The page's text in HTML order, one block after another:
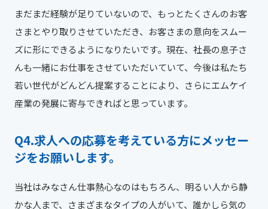
まだまだ経験が足りていないので、もっとたくさんのお客
さまとやり取りさせていただき、お客さまの意向をスムー
ズに形にできるようになりたいです。現在、社長の息子さ
んも一緒にお仕事をさせていただいていて、今後は私たち
若い世代がどんどん提案することにより、さらにエムケイ
産業の発展に寄与できればと思っています。
求人への応募を考えている方にメッセー
ジをお願いします。
当社はみなさん仕事熱心なのはもちろん、明るい人から静
かな人まで、さまざまなタイプの人がいて、誰かしら気の